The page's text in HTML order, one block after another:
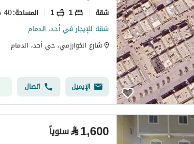
شقة 1
1 المساحة:40 م2
شقة للإيجار في أحد، الدمام
شارع الخوارزمي، حي أحد، الدمام
الإيميل اتصال
⃁1,600 سنوياً